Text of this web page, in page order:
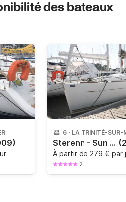
des bateaux
6 · LA TRINITÉ-SUR-
Sterenn - Sun Odyssey 33i
À partir de 279 € par
2